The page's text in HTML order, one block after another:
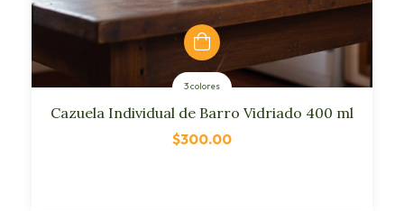
3 colores
Cazuela Individual de Barro Vidriado 400 ml
$300.00